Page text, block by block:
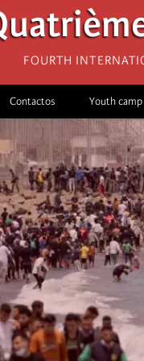
Fourth
Contactos Youth camp